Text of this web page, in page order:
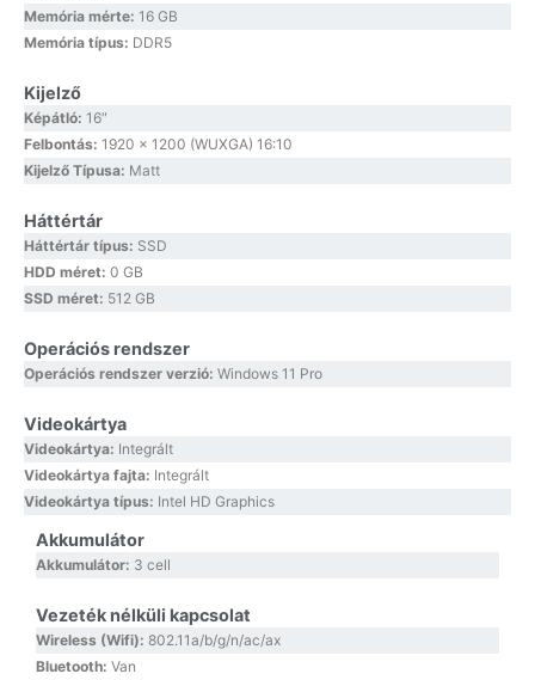
Memória mérte: 16 GB
Memória típus: DDR5
Kijelző
Képátló: 16″
Felbontás: 1920 x 1200 (WUXGA) 16:10
Kijelző Típusa: Matt
Háttértár
Háttértár típus: SSD
HDD méret: 0 GB
SSD méret: 512 GB
Operációs rendszer
Operációs rendszer verzió: Windows 11 Pro
Videokártya
Videokártya: Integrált
Videokártya fajta: Integrált
Videokártya típus: Intel HD Graphics
Akkumulátor
Akkumulátor: 3 cell
Vezeték nélküli kapcsolat
Wireless (Wifi): 802.11a/b/g/n/ac/ax
Bluetooth: Van